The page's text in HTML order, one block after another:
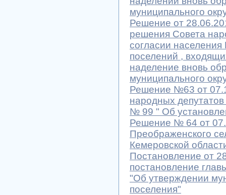
муниципального
Решение от
решения Совета
согласии
поселений ,
наделение вновь
муниципального
Решение №63 от
народных
№ 99 " Об
Решение № 64 от
Преображенского
Кемеровской
Постановление от
постановление
"Об утверждении
поселения"